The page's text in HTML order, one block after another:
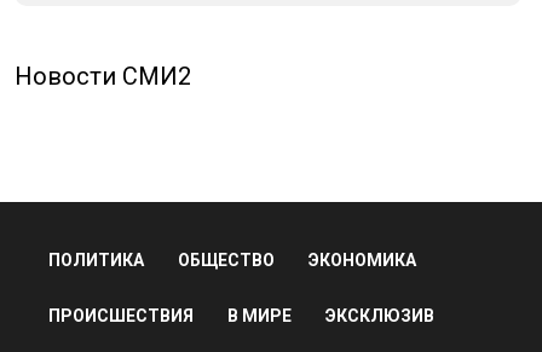
Новости СМИ2
ПОЛИТИКА ОБЩЕСТВО ЭКОНОМИКА
ПРОИСШЕСТВИЯ В МИРЕ ЭКСКЛЮЗИВ